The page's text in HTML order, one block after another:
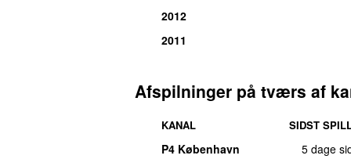
2012
2011
Afspilninger på tværs af
KANAL SIDST
P4 København
5 dage